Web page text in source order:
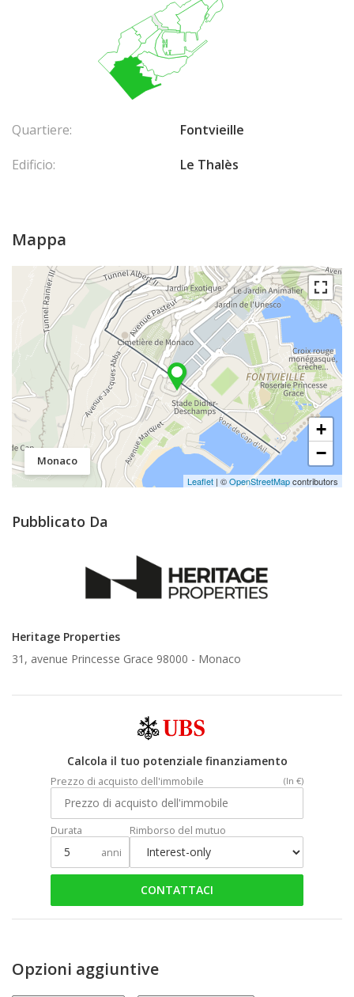
Quartiere:
Fontvieille
Edificio:
Le Thalès
Mappa
Monaco
+
−
Leaflet | ©OpenStreetMapcontributors
Pubblicato Da
Heritage Properties
31, avenue Princesse Grace 98000 - Monaco
Calcola il tuo potenziale finanziamento
Prezzo di acquisto dell'immobile (In €)
Durata
anni
Rimborso del mutuo
CONTATTACI
Opzioni aggiuntive